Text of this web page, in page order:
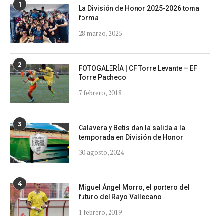
1
La División de Honor 2025-2026 toma
forma
28 marzo, 2025
2
FOTOGALERÍA | CF Torre Levante – EF
Torre Pacheco
7 febrero, 2018
3
Calavera y Betis dan la salida a la
temporada en División de Honor
30 agosto, 2024
4
Miguel Ángel Morro, el portero del
futuro del Rayo Vallecano
1 febrero, 2019